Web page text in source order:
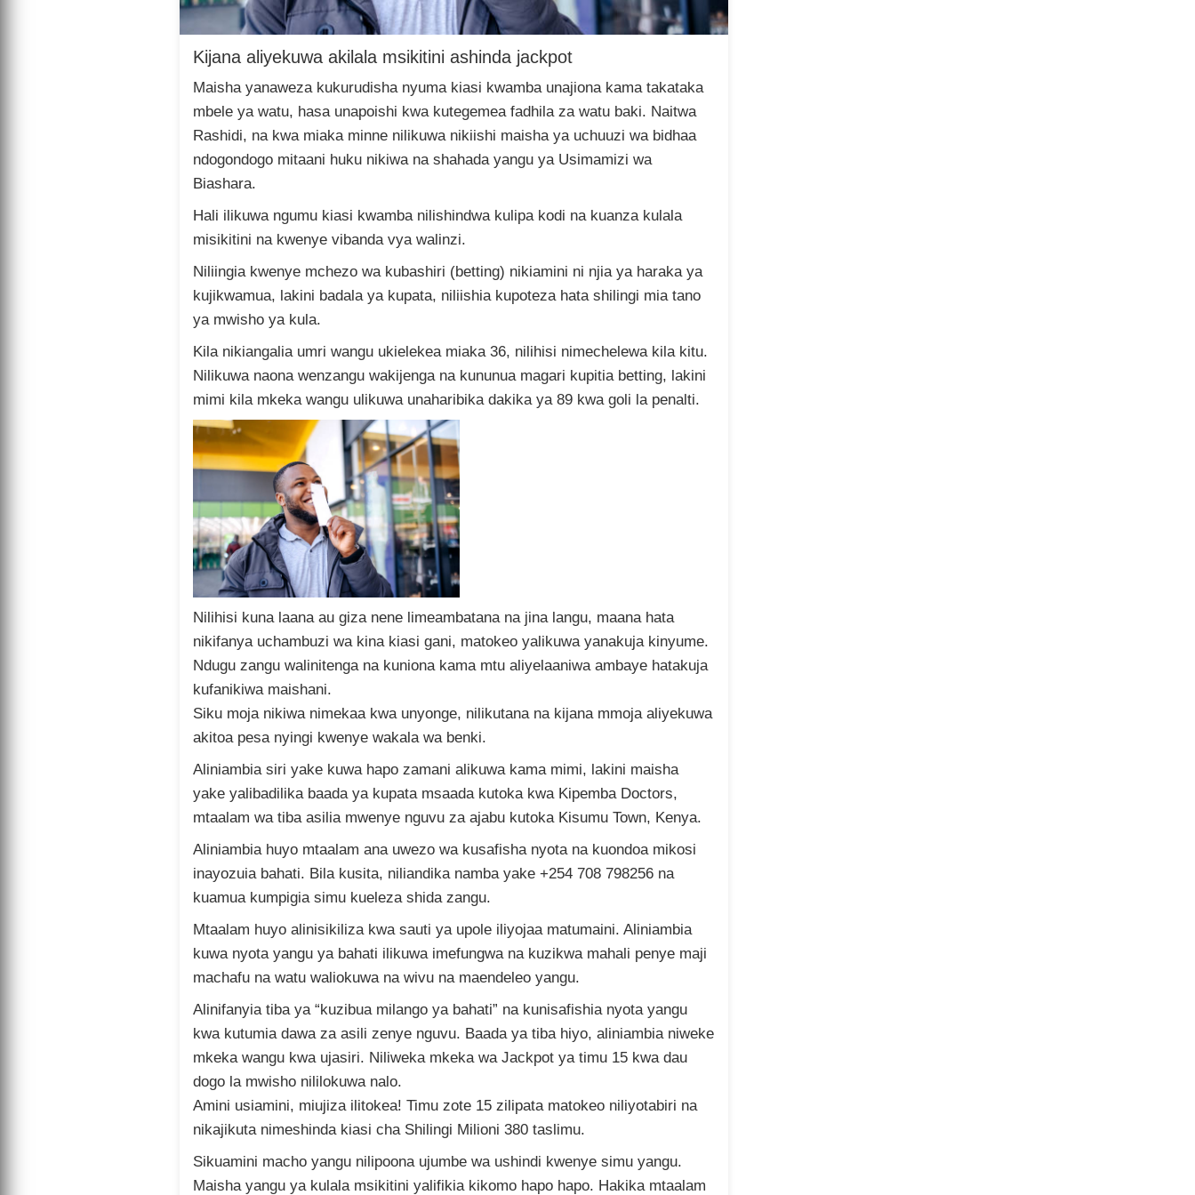
Kijana aliyekuwa akilala msikitini ashinda jackpot
Maisha yanaweza kukurudisha nyuma kiasi kwamba unajiona kama takataka
mbele ya watu, hasa unapoishi kwa kutegemea fadhila za watu baki. Naitwa
Rashidi, na kwa miaka minne nilikuwa nikiishi maisha ya uchuuzi wa bidhaa
ndogondogo mitaani huku nikiwa na shahada yangu ya Usimamizi wa
Biashara.
Hali ilikuwa ngumu kiasi kwamba nilishindwa kulipa kodi na kuanza kulala
misikitini na kwenye vibanda vya walinzi.
Niliingia kwenye mchezo wa kubashiri (betting) nikiamini ni njia ya haraka ya
kujikwamua, lakini badala ya kupata, niliishia kupoteza hata shilingi mia tano
ya mwisho ya kula.
Kila nikiangalia umri wangu ukielekea miaka 36, nilihisi nimechelewa kila kitu.
Nilikuwa naona wenzangu wakijenga na kununua magari kupitia betting, lakini
mimi kila mkeka wangu ulikuwa unaharibika dakika ya 89 kwa goli la penalti.
Nilihisi kuna laana au giza nene limeambatana na jina langu, maana hata
nikifanya uchambuzi wa kina kiasi gani, matokeo yalikuwa yanakuja kinyume.
Ndugu zangu walinitenga na kuniona kama mtu aliyelaaniwa ambaye hatakuja
kufanikiwa maishani.
Siku moja nikiwa nimekaa kwa unyonge, nilikutana na kijana mmoja aliyekuwa
akitoa pesa nyingi kwenye wakala wa benki.
Aliniambia siri yake kuwa hapo zamani alikuwa kama mimi, lakini maisha
yake yalibadilika baada ya kupata msaada kutoka kwa Kipemba Doctors,
mtaalam wa tiba asilia mwenye nguvu za ajabu kutoka Kisumu Town, Kenya.
Aliniambia huyo mtaalam ana uwezo wa kusafisha nyota na kuondoa mikosi
inayozuia bahati. Bila kusita, niliandika namba yake +254 708 798256 na
kuamua kumpigia simu kueleza shida zangu.
Mtaalam huyo alinisikiliza kwa sauti ya upole iliyojaa matumaini. Aliniambia
kuwa nyota yangu ya bahati ilikuwa imefungwa na kuzikwa mahali penye maji
machafu na watu waliokuwa na wivu na maendeleo yangu.
Alinifanyia tiba ya “kuzibua milango ya bahati” na kunisafishia nyota yangu
kwa kutumia dawa za asili zenye nguvu. Baada ya tiba hiyo, aliniambia niweke
mkeka wangu kwa ujasiri. Niliweka mkeka wa Jackpot ya timu 15 kwa dau
dogo la mwisho nililokuwa nalo.
Amini usiamini, miujiza ilitokea! Timu zote 15 zilipata matokeo niliyotabiri na
nikajikuta nimeshinda kiasi cha Shilingi Milioni 380 taslimu.
Sikuamini macho yangu nilipoona ujumbe wa ushindi kwenye simu yangu.
Maisha yangu ya kulala msikitini yalifikia kikomo hapo hapo. Hakika mtaalam